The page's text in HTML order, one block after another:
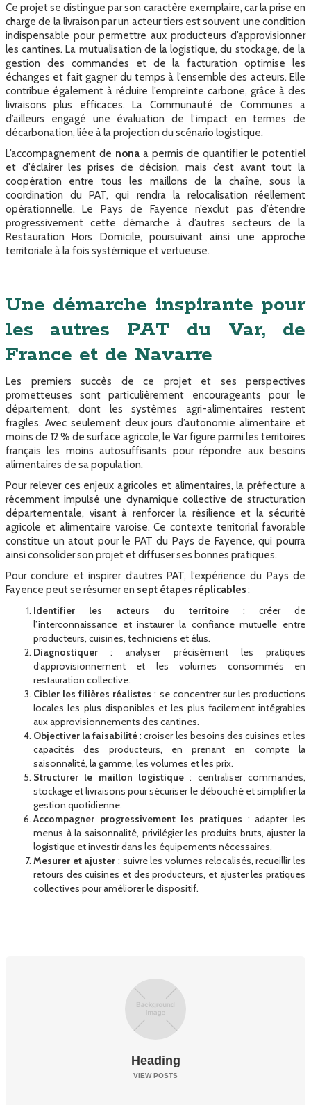
Ce projet se distingue par son caractère exemplaire, car la prise en
charge de la livraison par un acteur tiers est souvent une condition
indispensable pour permettre aux producteurs d’approvisionner
les cantines. La mutualisation de la logistique, du stockage, de la
gestion des commandes et de la facturation optimise les
échanges et fait gagner du temps à l’ensemble des acteurs. Elle
contribue également à réduire l’empreinte carbone, grâce à des
livraisons plus efficaces. La Communauté de Communes a
d’ailleurs engagé une évaluation de l’impact en termes de
décarbonation, liée à la projection du scénario logistique.
L’accompagnement de nona a permis de quantifier le potentiel
et d’éclairer les prises de décision, mais c’est avant tout la
coopération entre tous les maillons de la chaîne, sous la
coordination du PAT, qui rendra la relocalisation réellement
opérationnelle. Le Pays de Fayence n’exclut pas d’étendre
progressivement cette démarche à d’autres secteurs de la
Restauration Hors Domicile, poursuivant ainsi une approche
territoriale à la fois systémique et vertueuse.
Une démarche inspirante pour
les autres PAT du Var, de
France et de Navarre
Les premiers succès de ce projet et ses perspectives
prometteuses sont particulièrement encourageants pour le
département, dont les systèmes agri-alimentaires restent
fragiles. Avec seulement deux jours d’autonomie alimentaire et
moins de 12 % de surface agricole, le Varfigure parmi les territoires
français les moins autosuffisants pour répondre aux besoins
alimentaires de sa population.
Pour relever ces enjeux agricoles et alimentaires, la préfecture a
récemment impulsé une dynamique collective de structuration
départementale, visant à renforcer la résilience et la sécurité
agricole et alimentaire varoise. Ce contexte territorial favorable
constitue un atout pour le PAT du Pays de Fayence, qui pourra
ainsi consolider son projet et diffuser ses bonnes pratiques.
Pour conclure et inspirer d’autres PAT, l’expérience du Pays de
Fayence peut se résumer en sept étapes réplicables:
Identifier les acteurs du territoire : créer de
l’interconnaissance et instaurer la confiance mutuelle entre
producteurs, cuisines, techniciens et élus.
Diagnostiquer : analyser précisément les pratiques
d’approvisionnement et les volumes consommés en
restauration collective.
Cibler les filières réalistes : se concentrer sur les productions
locales les plus disponibles et les plus facilement intégrables
aux approvisionnements des cantines.
Objectiver la faisabilité: croiser les besoins des cuisines et les
capacités des producteurs, en prenant en compte la
saisonnalité, la gamme, les volumes et les prix.
Structurer le maillon logistique : centraliser commandes,
stockage et livraisons pour sécuriser le débouché et simplifier la
gestion quotidienne.
Accompagner progressivement les pratiques : adapter les
menus à la saisonnalité, privilégier les produits bruts, ajuster la
logistique et investir dans les équipements nécessaires.
Mesurer et ajuster : suivre les volumes relocalisés, recueillir les
retours des cuisines et des producteurs, et ajuster les pratiques
collectives pour améliorer le dispositif.
Heading
VIEW POSTS